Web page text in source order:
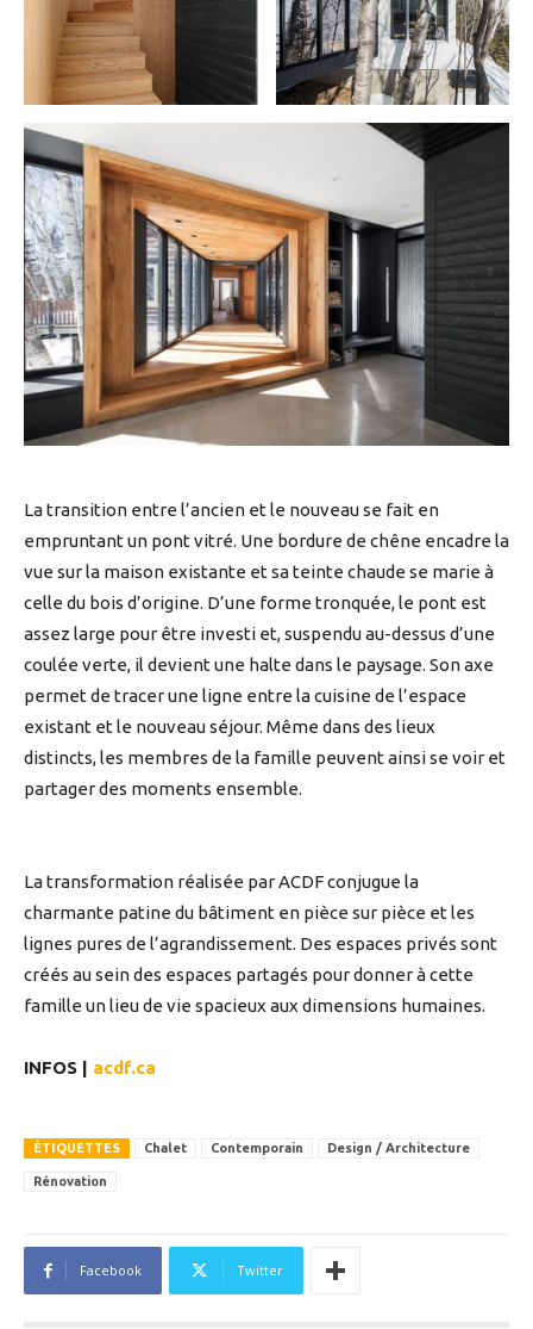
La transition entre l’ancien et le nouveau se fait en
empruntant un pont vitré. Une bordure de chêne encadre la
vue sur la maison existante et sa teinte chaude se marie à
celle du bois d’origine. D’une forme tronquée, le pont est
assez large pour être investi et, suspendu au-dessus d’une
coulée verte, il devient une halte dans le paysage. Son axe
permet de tracer une ligne entre la cuisine de l’espace
existant et le nouveau séjour. Même dans des lieux
distincts, les membres de la famille peuvent ainsi se voir et
partager des moments ensemble.
La transformation réalisée par ACDF conjugue la
charmante patine du bâtiment en pièce sur pièce et les
lignes pures de l’agrandissement. Des espaces privés sont
créés au sein des espaces partagés pour donner à cette
famille un lieu de vie spacieux aux dimensions humaines.
INFOS | acdf.ca
ÉTIQUETTES Chalet Contemporain Design / Architecture
Rénovation
Facebook Twitter